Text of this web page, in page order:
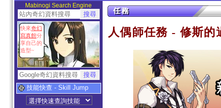
Mabinogi Search Engine
快來奇幻
寫真館分
享自己的
造型~
技能快查 - Skill Jump
人偶師任務 - 修斯的